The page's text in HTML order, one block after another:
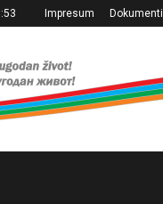
Impresum Dokumenti